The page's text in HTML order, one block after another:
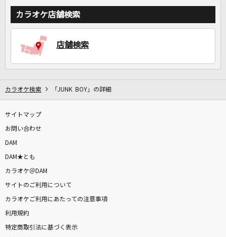
カラオケ店舗検索
店舗検索
カラオケ検索 「JUNK BOY」の詳細
サイトマップ
お問い合わせ
DAM
DAM★とも
カラオケ＠DAM
サイトのご利用について
カラオケご利用にあたっての注意事項
利用規約
特定商取引法に基づく表示